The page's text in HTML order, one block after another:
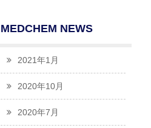
MEDCHEM NEWS
2021年1月
2020年10月
2020年7月